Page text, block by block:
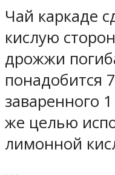
Чай каркаде
кислую
дрожжи
понадобится
заваренного
же целью
лимонной